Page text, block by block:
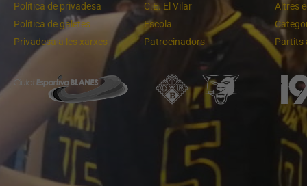
Política de privadesa
Política de galetes
Privadesa a les xarxes
C.E. El Vilar
Escola
Patrocinadors
Altres
Partits
Un final rodó Cloenda de temporada